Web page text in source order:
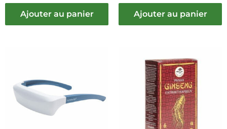
Ajouter au panier Ajouter au panier
plusieurs
variations.
plusieurs
variations.